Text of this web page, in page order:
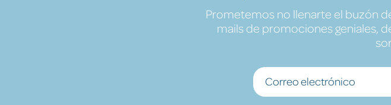
Prometemos no llenarte el buzón
mails de promociones geniales,